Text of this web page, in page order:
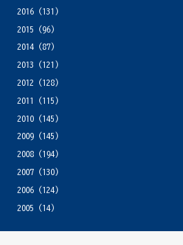
2016(131)
2015 (96)
2014(87)
2013 (121)
2012 (128)
2011
(115)
2010(145)
2009(145)
2008(194)
2007(130)
2006(124)
2005 (14)